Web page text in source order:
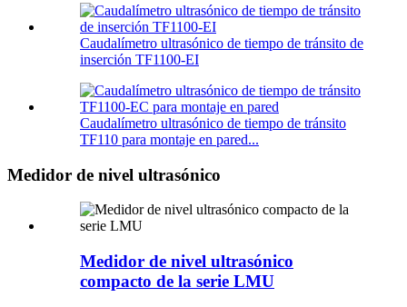
Caudalímetro ultrasónico de tiempo de tránsito de
inserción TF1100-EI
Caudalímetro ultrasónico de tiempo de tránsito
TF110 para montaje en pared...
Medidor de nivel ultrasónico
Medidor de nivel ultrasónico
compacto de la serie LMU